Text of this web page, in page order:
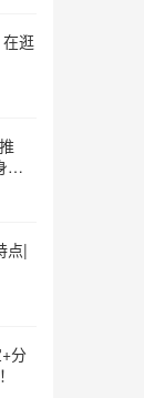
逛
服
教
点|
分